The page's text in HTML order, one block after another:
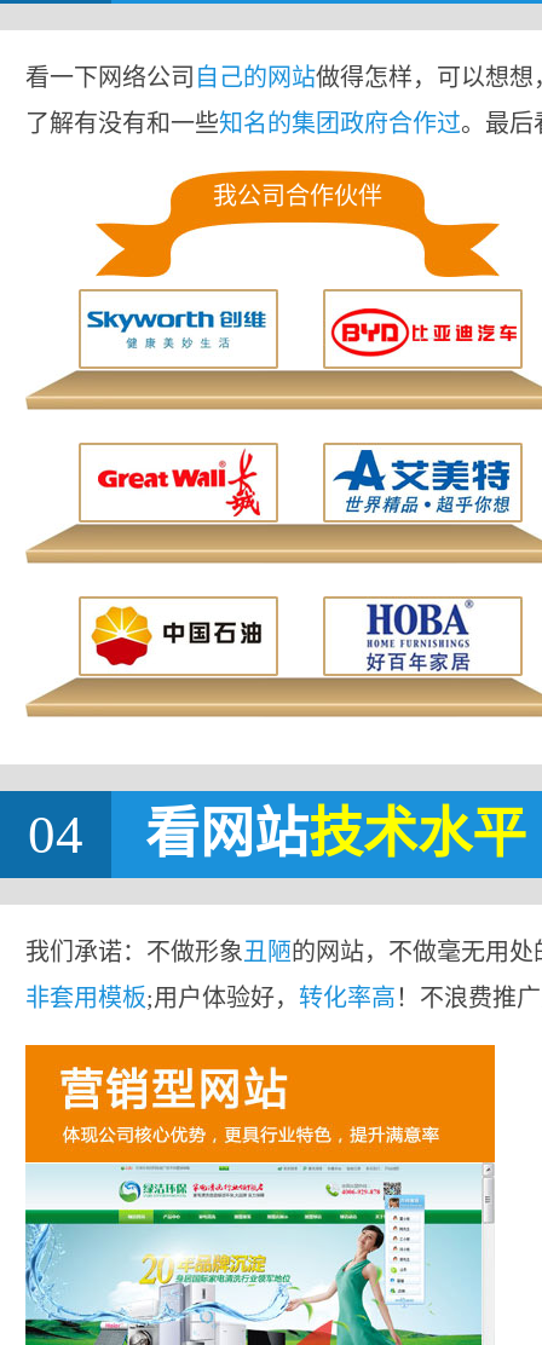
看一下网络公司 自己的网站做得怎样，可以想
了解有没有和一些知名的集团政府合作过。最后
我公司合作伙伴
04 看网站技术水平
我们承诺：不做形象丑陋的网站，不做毫无用处
非套用模板;用户体验好， 转化率高！不浪费推